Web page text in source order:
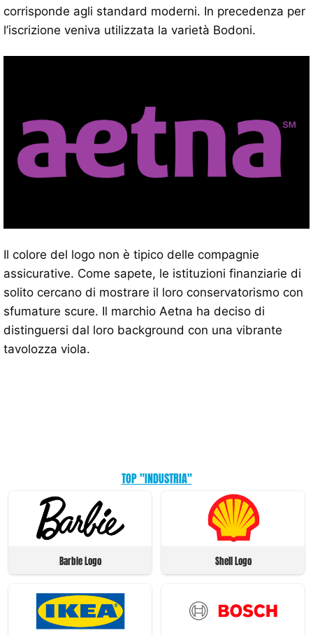
corrisponde agli standard moderni. In precedenza per
l’iscrizione veniva utilizzata la varietà Bodoni.
Il colore del logo non è tipico delle compagnie
assicurative. Come sapete, le istituzioni finanziarie di
solito cercano di mostrare il loro conservatorismo con
sfumature scure. Il marchio Aetna ha deciso di
distinguersi dal loro background con una vibrante
tavolozza viola.
TOP "INDUSTRIA"
Barbie Logo Shell Logo